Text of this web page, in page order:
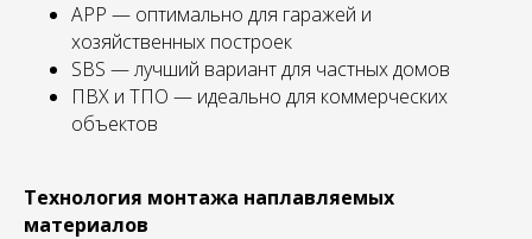
APP — оптимально для гаражей и
хозяйственных построек
SBS — лучший вариант для частных домов
ПВХ и ТПО — идеально для коммерческих
объектов
Технология монтажа наплавляемых
материалов